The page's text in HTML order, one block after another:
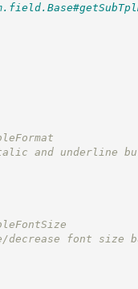
and underline
font size